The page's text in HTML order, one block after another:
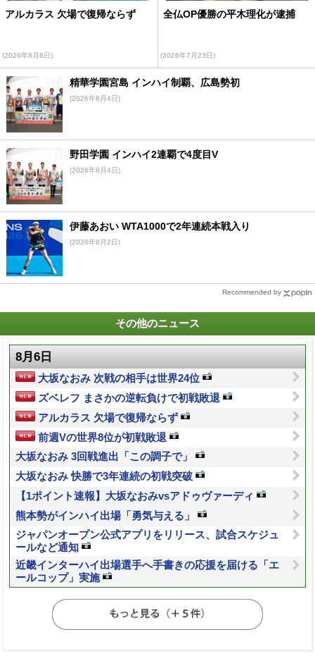
アルカラス 欠場で復帰ならず
(2026年8月6日)
全仏OP優勝の平木理化が逮捕
(2026年7月23日)
精華学園宮島 インハイ制覇、広島勢初
(2026年8月4日)
野田学園 インハイ2連覇で4度目V
(2026年8月4日)
伊藤あおい WTA1000で2年連続本戦入り
(2026年8月2日)
Recommended by
その他のニュース
8月6日
大坂なおみ 次戦の相手は世界24位
ズベレフ まさかの逆転負けで初戦敗退
アルカラス 欠場で復帰ならず
前週Vの世界8位が初戦敗退
大坂なおみ 3回戦進出「この調子で」
大坂なおみ 快勝で3年連続の初戦突破
【1ポイント速報】大坂なおみvsアドゥヴァーディ
熊本勢がインハイ出場「勇気与える」
ジャパンオープン公式アプリをリリース、試合スケジュ
ールなど通知
近畿インターハイ出場選手へ手書きの応援を届ける「エ
ールコップ」実施